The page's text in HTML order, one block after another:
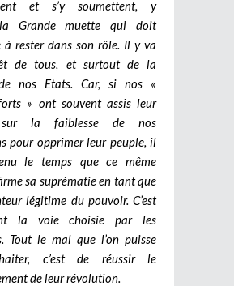
et s’y soumettent, y
Grande muette qui doit
à rester dans son rôle. Il y va
de tous, et surtout de la
nos Etats. Car, si nos «
» ont souvent assis leur
sur la faiblesse de nos
pour opprimer leur peuple, il
le temps que ce même
sa suprématie en tant que
légitime du pouvoir. C’est
la voie choisie par les
Tout le mal que l’on puisse
c’est de réussir le
de leur révolution.